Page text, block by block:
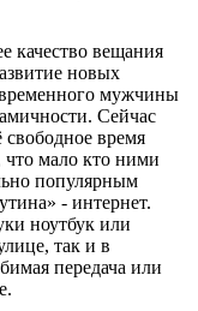
качество вещания
новых
мужчины
Сейчас
свободное время
что мало кто ними
популярным
- интернет.
ноутбук или
так и в
передача или